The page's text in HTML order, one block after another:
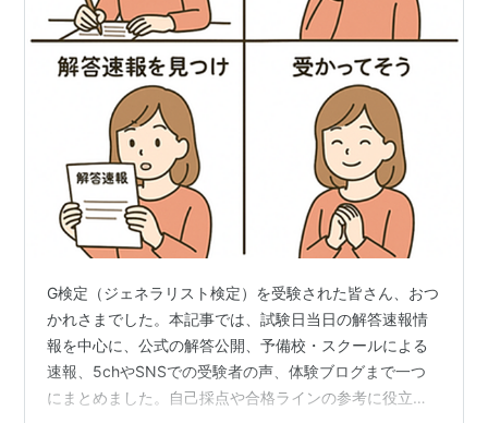
G検定（ジェネラリスト検定）を受験された皆さん、おつ
かれさまでした。本記事では、試験日当日の解答速報情
報を中心に、公式の解答公開、予備校・スクールによる
速報、5chやSNSでの受験者の声、体験ブログまで一つ
にまとめました。自己採点や合格ラインの参考に役立つ